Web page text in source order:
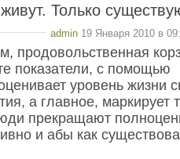
Только
admin 19 Января 2010 в
продовольственная
показатели, с помощью
уровень жизни
а главное, маркирует
прекращают
и абы как